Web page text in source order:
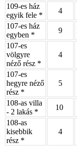
109-es ház
egyik fele *
4
107-es ház
egyben *
9
107-es
völgyre
néző rész *
4
107-es
hegyre néző
rész *
5
108-as villa
- 2 lakás *
10
108-as
kisebbik
rész *
4